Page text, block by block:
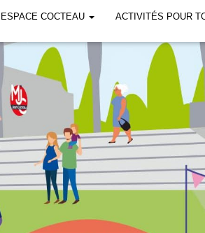
ESPACE COCTEAU ACTIVITÉS POUR